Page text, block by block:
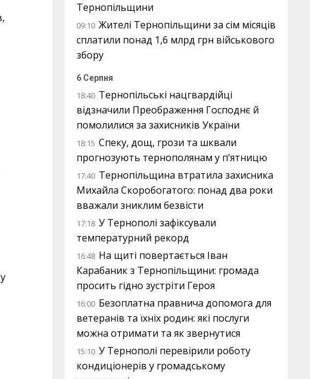
Тернопільщини
09:10 Жителі Тернопільщини за сім місяців
сплатили понад 1,6 млрд грн військового
збору
6 Серпня
18:40 Тернопільські нацгвардійці
відзначили Преображення Господнє й
помолилися за захисників України
18:15 Спеку, дощ, грози та шквали
прогнозують тернополянам у п’ятницю
17:40 Тернопільщина втратила захисника
Михайла Скоробогатого: понад два роки
вважали зниклим безвісти
17:18 У Тернополі зафіксували
температурний рекорд
16:48 На щиті повертається Іван
Карабаник з Тернопільщини: громада
просить гідно зустріти Героя
16:00 Безоплатна правнича допомога для
ветеранів та їхніх родин: які послуги
можна отримати та як звернутися
15:10 У Тернополі перевірили роботу
кондиціонерів у громадському